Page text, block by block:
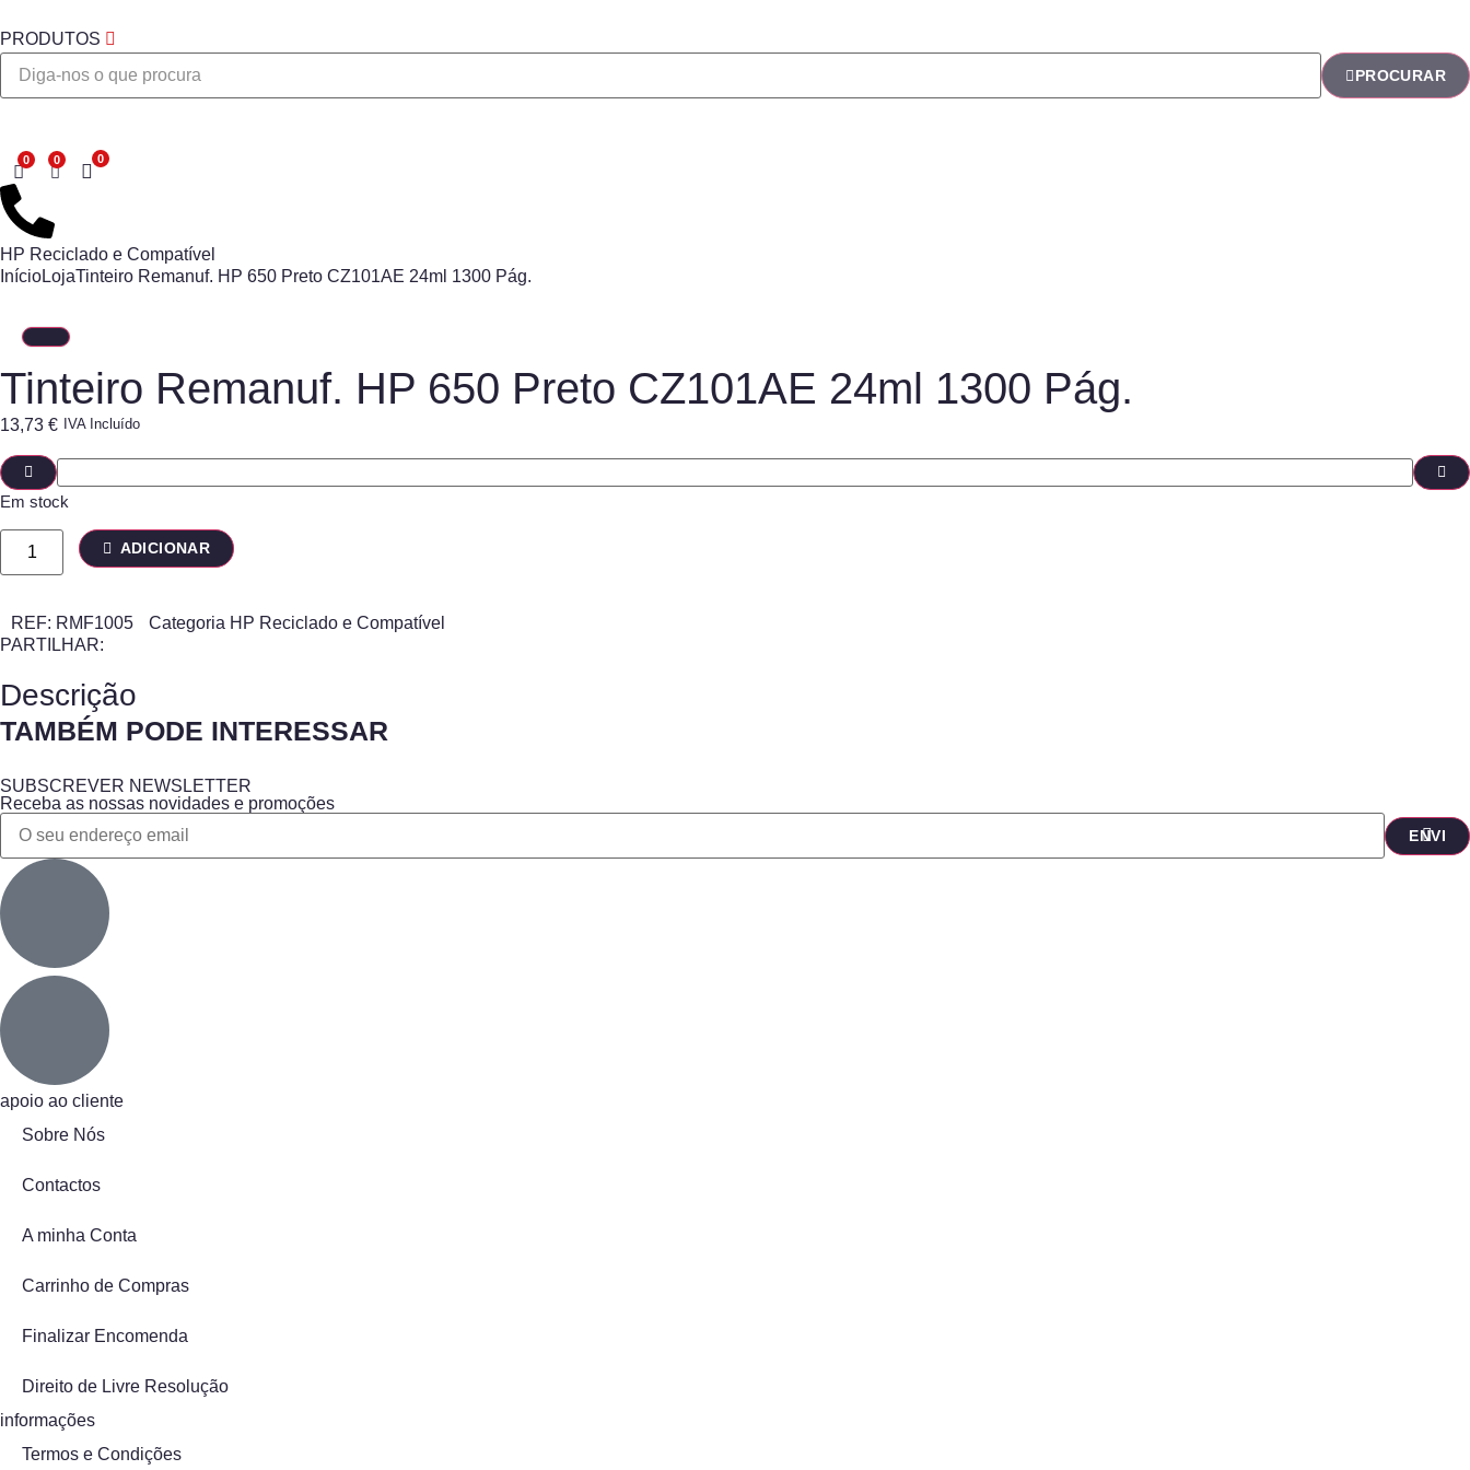
PRODUTOS
PROCURAR
Desejo
HP Reciclado e Compatível
InícioLojaTinteiro Remanuf. HP 650 Preto CZ101AE 24ml 1300 Pág.
Tinteiro Remanuf. HP 650 Preto CZ101AE 24ml 1300 Pág.
13,73 € IVA Incluído
Em stock
ADICIONAR
REF: RMF1005 Categoria HP Reciclado e Compatível
PARTILHAR:
Descrição
TAMBÉM PODE INTERESSAR
SUBSCREVER NEWSLETTER
Receba as nossas novidades e promoções
apoio ao cliente
Sobre Nós
Contactos
A minha Conta
Carrinho de Compras
Finalizar Encomenda
Direito de Livre Resolução
informações
Termos e Condições